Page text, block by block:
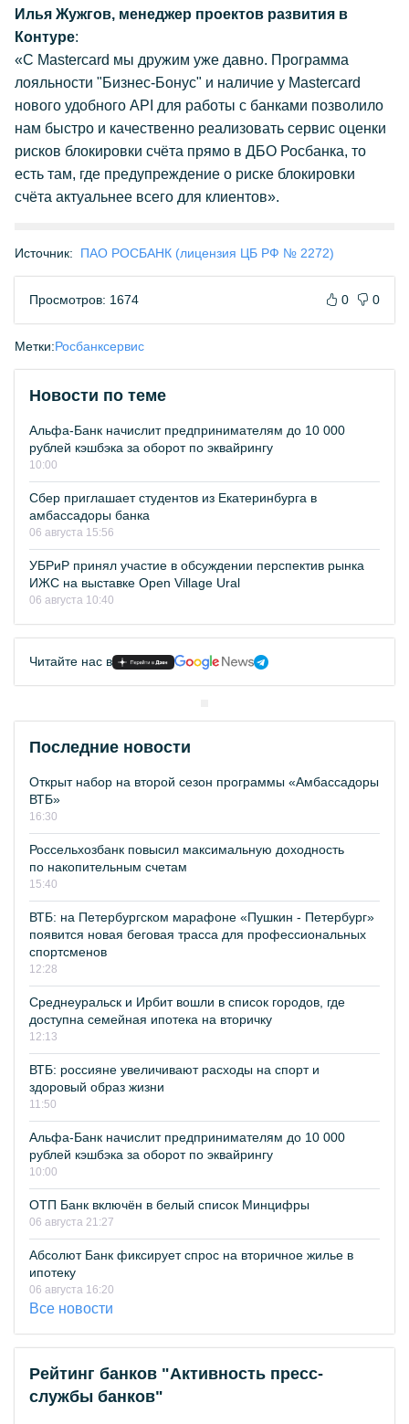
Илья Жужгов, менеджер проектов развития в
Контуре:
«С Mastercard мы дружим уже давно. Программа
лояльности "Бизнес-Бонус" и наличие у Mastercard
нового удобного API для работы с банками позволило
нам быстро и качественно реализовать сервис оценки
рисков блокировки счёта прямо в ДБО Росбанка, то
есть там, где предупреждение о риске блокировки
счёта актуальнее всего для клиентов».
Источник: ПАО РОСБАНК (лицензия ЦБ РФ № 2272)
Просмотров: 1674 0 0
Метки:Росбанксервис
Новости по теме
Альфа-Банк начислит предпринимателям до 10 000
рублей кэшбэка за оборот по эквайрингу
10:00
Сбер приглашает студентов из Екатеринбурга в
амбассадоры банка
06 августа 15:56
УБРиР принял участие в обсуждении перспектив рынка
ИЖС на выставке Open Village Ural
06 августа 10:40
Читайте нас в
Последние новости
Открыт набор на второй сезон программы «Амбассадоры
ВТБ»
16:30
Россельхозбанк повысил максимальную доходность
по накопительным счетам
15:40
ВТБ: на Петербургском марафоне «Пушкин - Петербург»
появится новая беговая трасса для профессиональных
спортсменов
12:28
Среднеуральск и Ирбит вошли в список городов, где
доступна семейная ипотека на вторичку
12:13
ВТБ: россияне увеличивают расходы на спорт и
здоровый образ жизни
11:50
Альфа-Банк начислит предпринимателям до 10 000
рублей кэшбэка за оборот по эквайрингу
10:00
ОТП Банк включён в белый список Минцифры
06 августа 21:27
Абсолют Банк фиксирует спрос на вторичное жилье в
ипотеку
06 августа 16:20
Все новости
Рейтинг банков "Активность пресс-
службы банков"